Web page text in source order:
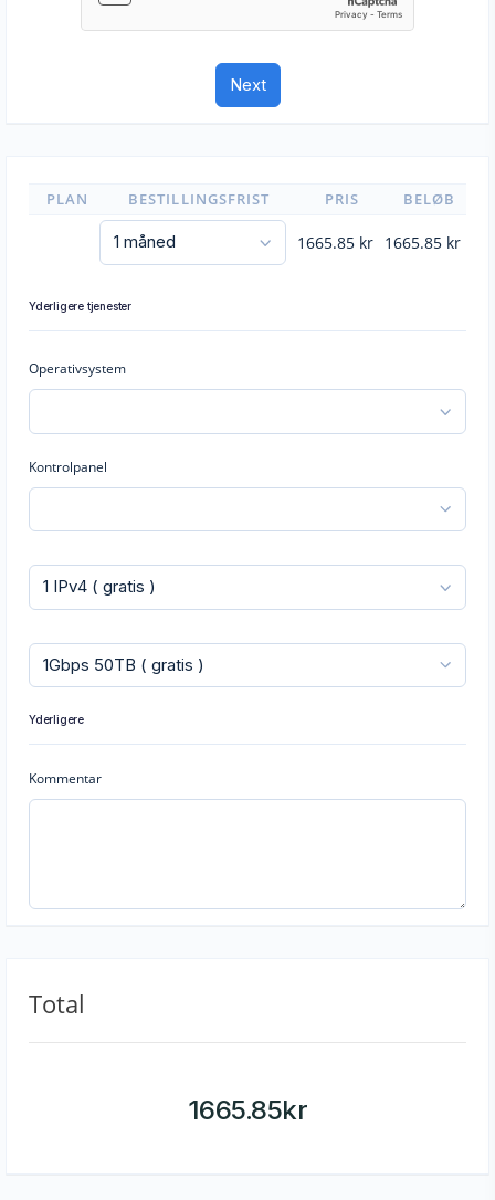
PLAN BESTILLINGSFRIST PRIS BELØB
1665.85 kr 1665.85 kr
Yderligere tjenester
Operativsystem
Kontrolpanel
Yderligere
Kommentar
Total
1665.85kr